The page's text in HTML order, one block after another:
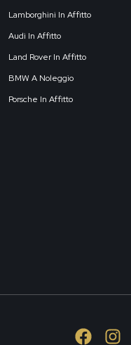
Lamborghini In Affitto
Audi In Affitto
Land Rover In Affitto
BMW A Noleggio
Porsche In Affitto